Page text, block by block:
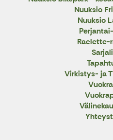
Nuuksio
Nuuksio
Raclette-
Virkistys- ja